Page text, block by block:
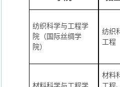
纺织科学与工程学
院（国际丝绸学
院）
纺织
工程
材料